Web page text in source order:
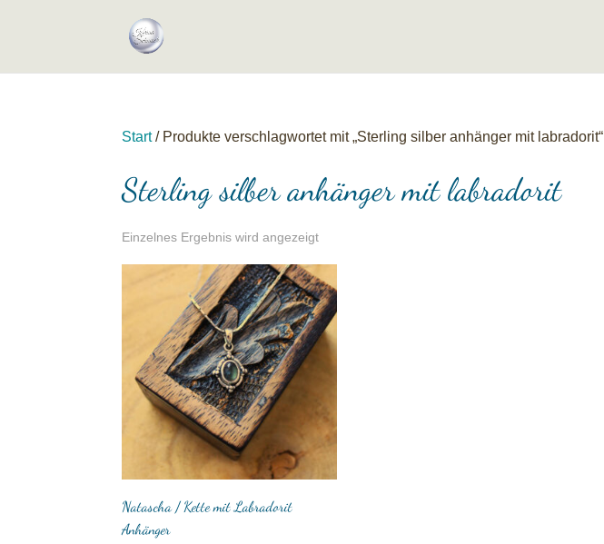
Start/ Produkte verschlagwortet mit „Sterling silber anhänger mit labradorit“
Sterling silber anhänger mit labradorit
Einzelnes Ergebnis wird angezeigt
Natascha / Kette mit Labradorit
Anhänger